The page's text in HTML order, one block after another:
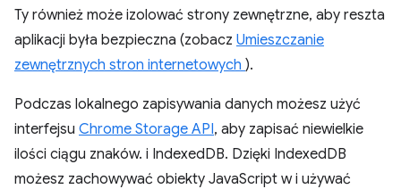
Ty również może izolować strony zewnętrzne, aby reszta
aplikacji była bezpieczna (zobacz Umieszczanie
zewnętrznych stron internetowych ).
Podczas lokalnego zapisywania danych możesz użyć
interfejsu Chrome Storage API, aby zapisać niewielkie
ilości ciągu znaków. i IndexedDB. Dzięki IndexedDB
możesz zachowywać obiekty JavaScript w i używać